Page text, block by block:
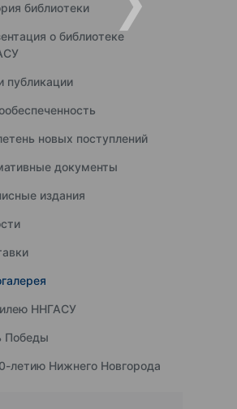
библиотеки
о библиотеке
публикации
новых поступлений
документы
издания
ННГАСУ
Победы
летию Нижнего Новгорода